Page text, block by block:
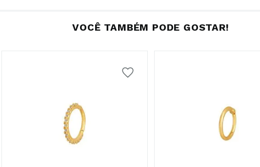
VOCÊ TAMBÉM PODE GOSTAR!